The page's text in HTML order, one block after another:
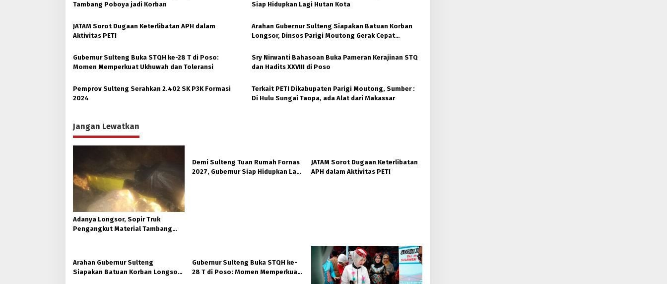
Tambang Poboya jadi Korban
Siap Hidupkan Lagi Hutan Kota
JATAM Sorot Dugaan Keterlibatan APH dalam
Aktivitas PETI
Arahan Gubernur Sulteng Siapakan Batuan Korban
Longsor, Dinsos Parigi Moutong Gerak Cepat
Gubernur Sulteng Buka STQH ke-28 T di Poso:
Momen Memperkuat Ukhuwah dan Toleransi
Sry Nirwanti Bahasoan Buka Pameran Kerajinan STQ
dan Hadits XXVIII di Poso
Pemprov Sulteng Serahkan 2.402 SK P3K Formasi
2024
Terkait PETI Dikabupaten Parigi Moutong, Sumber :
Di Hulu Sungai Taopa, ada Alat dari Makassar
Jangan Lewatkan
Adanya Longsor, Sopir Truk
Pengangkut Material Tambang
Demi Sulteng Tuan Rumah Fornas
2027, Gubernur Siap Hidupkan Lagi
JATAM Sorot Dugaan Keterlibatan
APH dalam Aktivitas PETI
Arahan Gubernur Sulteng
Siapakan Batuan Korban Longsor,
Gubernur Sulteng Buka STQH ke-
28 T di Poso: Momen Memperkuat